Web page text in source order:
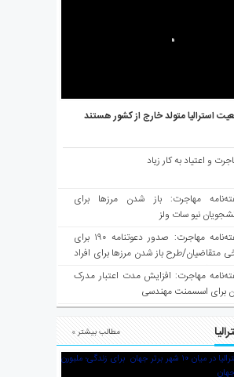
استرالیا متولد خارج از کشور هستند
و اعتیاد به کار زیاد
مهاجرت: باز شدن مرزها برای
نیو سات ولز
هفته‌نامه مهاجرت: صدور دعوتنامه ۱۹۰ برای
متقاضیان/طرح باز شدن مرزها برای افراد
شدهمهاجرت: افزایش مدت اعتبار مدرک
برای اسسمنت مهندسی
مطالب بیشتر »